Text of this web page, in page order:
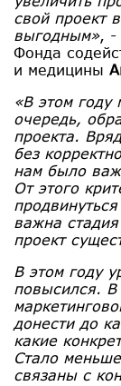
свой проект
выгодным», -
Фонда
и медицины
«В этом году
очередь,
проекта.
без
нам было
От этого
важна
проект
В этом году
повысился. В
донести до
какие
Стало
связаны с